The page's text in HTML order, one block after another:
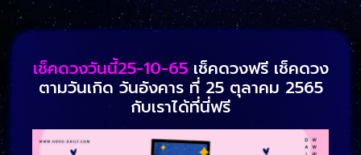
เช็คดวงวันนี้25-10-65เช็คดวงฟรี เช็คดวง
ตามวันเกิด วันอังคาร ที่ 25 ตุลาคม 2565
กับเราได้ที่นี่ฟรี